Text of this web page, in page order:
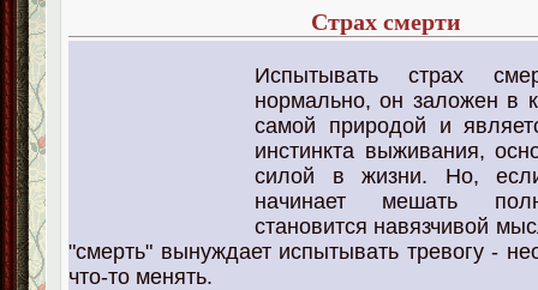
Страх смерти
Испытывать страх
нормально, он заложен в
самой природой и
инстинкта выживания,
силой в жизни. Но,
начинает мешать
становится навязчивой
"смерть" вынуждает испытывать тревогу -
что-то менять.